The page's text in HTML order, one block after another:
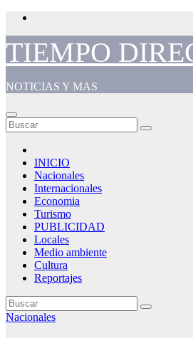
Saltar
contenido
TIEMPO
NOTICIAS Y MAS
INICIO
Nacionales
Internacionales
Economia
Turismo
PUBLICIDAD
Locales
Medio ambiente
Cultura
Reportajes
Nacionales